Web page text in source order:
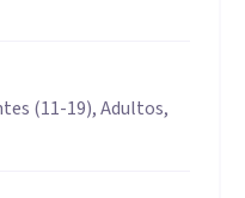
(11-19), Adultos,